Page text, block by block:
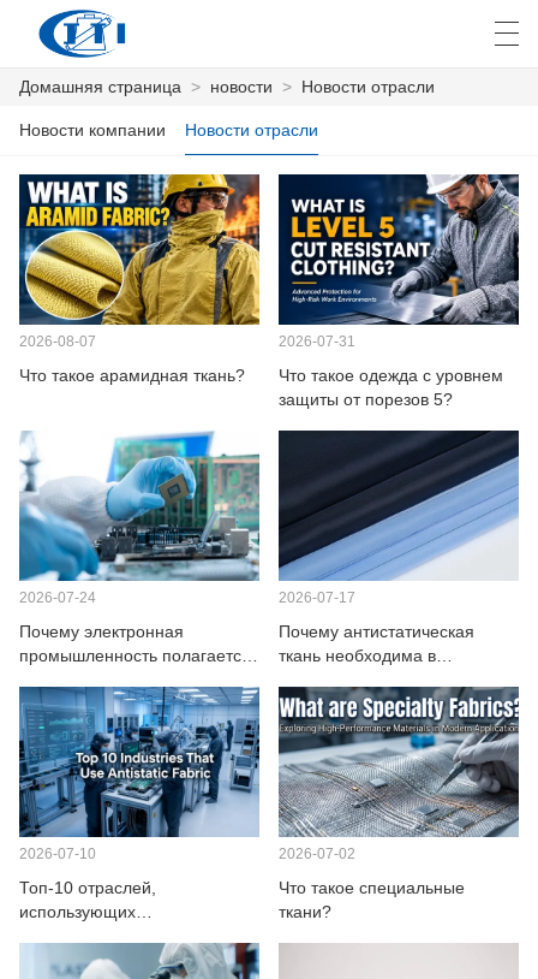
ДОМАШНЯЯ СТРАНИЦА
ПРОДУКТЫ
КАСТОМИЗАЦИЯ
НОВОСТИ
ПРОМЫШЛЕННОСТЬ
СВЯЖИТЕСЬ С НАМИ
ВИДЕО
العربية česky Deutsch English
Домашняя страница > новости > Новости отрасли
Новости компании Новости отрасли
2026-08-07
Что такое арамидная ткань?
2026-07-31
Что такое одежда с уровнем
защиты от порезов 5?
2026-07-24
Почему электронная
промышленность полагается
2026-07-17
Почему антистатическая
ткань необходима в
производстве
2026-07-10
Топ-10 отраслей,
использующих
2026-07-02
Что такое специальные
ткани?